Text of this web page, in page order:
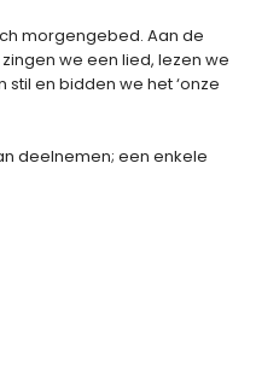
morgengebed. Aan de
we een lied, lezen we
en bidden we het ‘onze
deelnemen; een enkele